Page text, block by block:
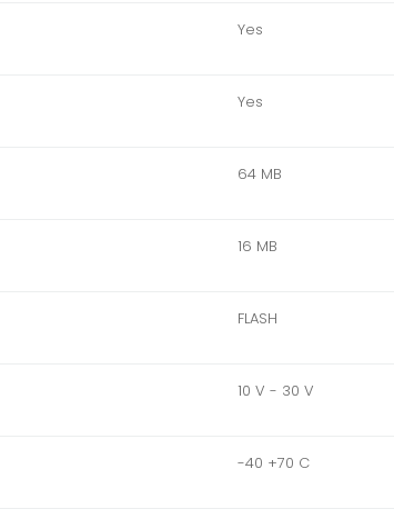
Yes
Yes
64 MB
16 MB
FLASH
10 V - 30 V
-40 +70 C